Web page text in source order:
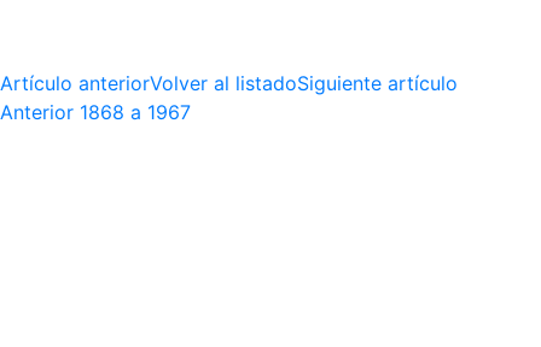
Artículo anteriorVolver al listadoSiguiente artículo
Anterior 1868 a 1967